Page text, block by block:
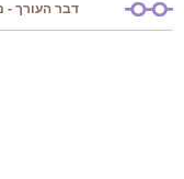
דבר העורך -